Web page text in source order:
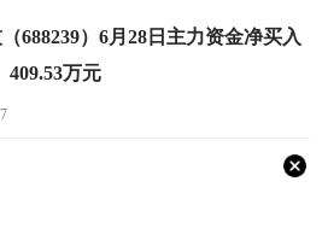
688239）6月28日主力资金净买入
409.53万元